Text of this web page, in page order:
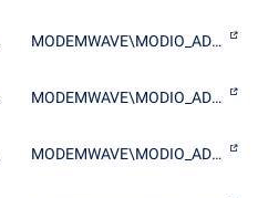
MODEMWAVE\MODIO_AD1820_MV
MODEMWAVE\MODIO_AD1821_MA
MODEMWAVE\MODIO_AD1821_MV